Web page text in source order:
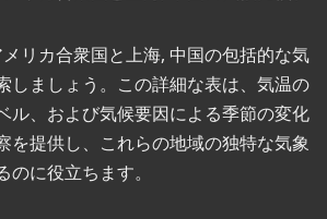
リカ合衆国と上海, 中国の包括的な気
しましょう。この詳細な表は、気温の
ル、および気候要因による季節の変化
を提供し、これらの地域の独特な気象
に役立ちます。